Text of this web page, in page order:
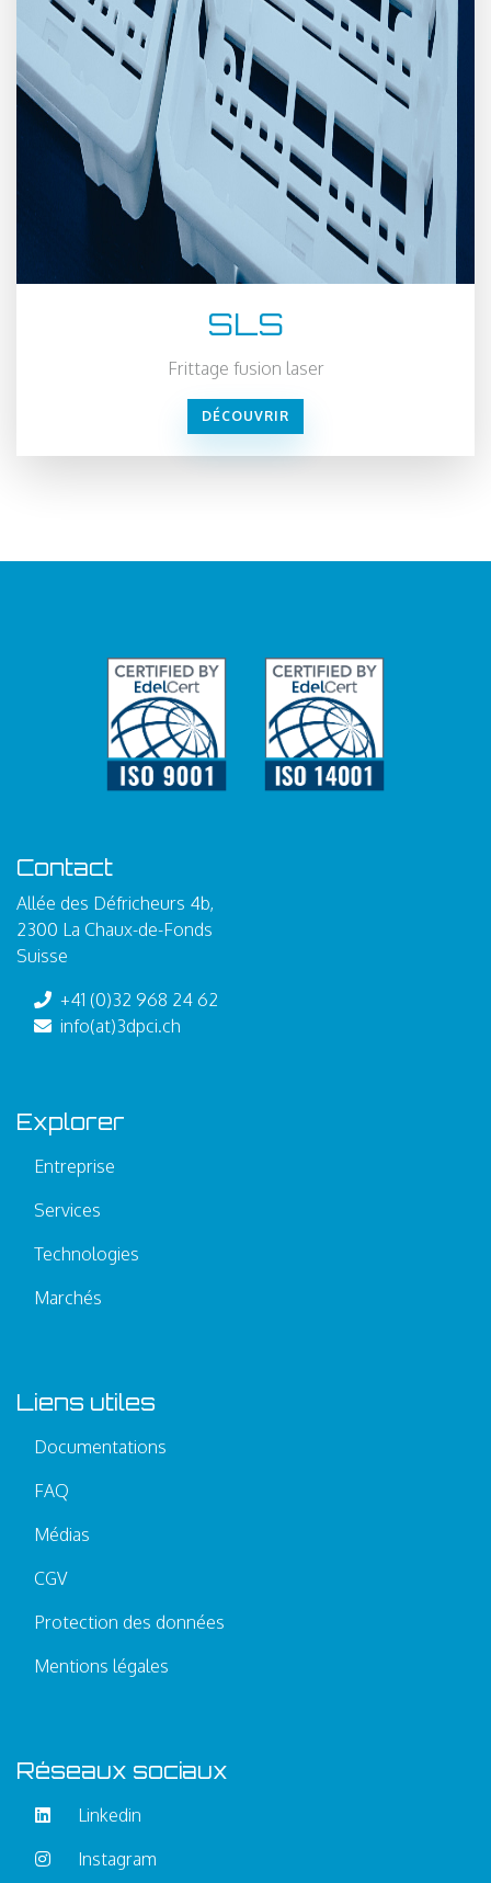
SLS
Frittage fusion laser
DÉCOUVRIR
Contact
Allée des Défricheurs 4b,
2300 La Chaux-de-Fonds
Suisse
+41 (0)32 968 24 62
info(at)3dpci.ch
Explorer
Entreprise
Services
Technologies
Marchés
Liens utiles
Documentations
FAQ
Médias
CGV
Protection des données
Mentions légales
Réseaux sociaux
Linkedin
Instagram